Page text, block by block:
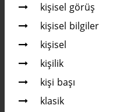
kişisel görüş
kişisel bilgiler
kişisel
kişilik
kişi başı
klasik